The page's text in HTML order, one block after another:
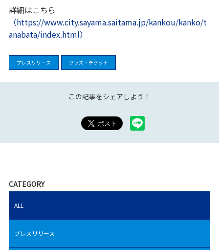
詳細はこちら
（https://www.city.sayama.saitama.jp/kankou/kanko/t
anabata/index.html）
プレスリリース グッズ・チケット
この記事をシェアしよう！
CATEGORY
ALL
プレスリリース